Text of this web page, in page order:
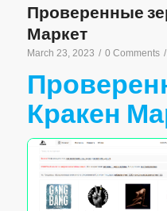
Проверенные
Маркет
March 23, 2023 / 0 Comments /
Кракен